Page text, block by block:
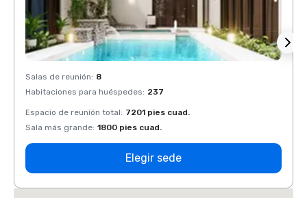
Salas de reunión: 8
Habitaciones para huéspedes: 237
Espacio de reunión total: 7201 pies cuad.
Sala más grande: 1800 pies cuad.
Elegir sede